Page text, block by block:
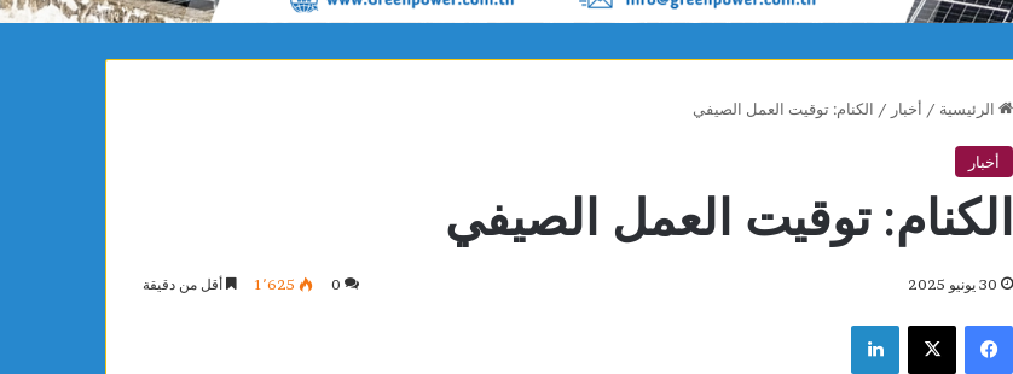
الرئيسية / أخبار / الكنام: توقيت العمل الصيفي
أخبار
الكنام: توقيت العمل الصيفي
30 يونيو 2025 0 1٬625 أقل من دقيقة
فيسبوكX لينكدإن